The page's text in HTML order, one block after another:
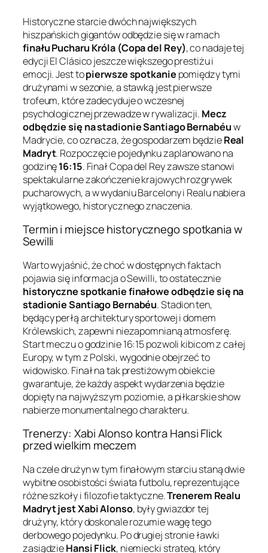
Historyczne starcie dwóch największych
hiszpańskich gigantów odbędzie się w ramach
finału Pucharu Króla (Copa del Rey), co nadaje tej
edycji El Clásico jeszcze większego prestiżu i
emocji. Jest topierwsze spotkanie pomiędzy tymi
drużynami w sezonie, a stawką jest pierwsze
trofeum, które zadecyduje o wczesnej
psychologicznej przewadze w rywalizacji. Mecz
odbędzie się na stadionie Santiago Bernabéuw
Madrycie, co oznacza, że gospodarzem będzieReal
Madryt. Rozpoczęcie pojedynku zaplanowano na
godzinę16:15. Finał Copa del Rey zawsze stanowi
spektakularne zakończenie krajowych rozgrywek
pucharowych, a w wydaniu Barcelony i Realu nabiera
wyjątkowego, historycznego znaczenia.
Termin i miejsce historycznego spotkania w
Sewilli
Warto wyjaśnić, że choć w dostępnych faktach
pojawia się informacja o Sewilli, to ostatecznie
historyczne spotkanie finałowe odbędzie się na
stadionie Santiago Bernabéu. Stadion ten,
będący perłą architektury sportowej i domem
Królewskich, zapewni niezapomnianą atmosferę.
Start meczu o godzinie 16:15 pozwoli kibicom z całej
Europy, w tym z Polski, wygodnie obejrzeć to
widowisko. Finał na tak prestiżowym obiekcie
gwarantuje, że każdy aspekt wydarzenia będzie
dopięty na najwyższym poziomie, a piłkarskie show
nabierze monumentalnego charakteru.
Trenerzy: Xabi Alonso kontra Hansi Flick
przed wielkim meczem
Na czele drużyn w tym finałowym starciu staną dwie
wybitne osobistości świata futbolu, reprezentujące
różne szkoły i filozofie taktyczne.Trenerem Realu
Madryt jest Xabi Alonso, były gwiazdor tej
drużyny, który doskonale rozumie wagę tego
derbowego pojedynku. Po drugiej stronie ławki
zasiądzieHansi Flick, niemiecki strateg, który